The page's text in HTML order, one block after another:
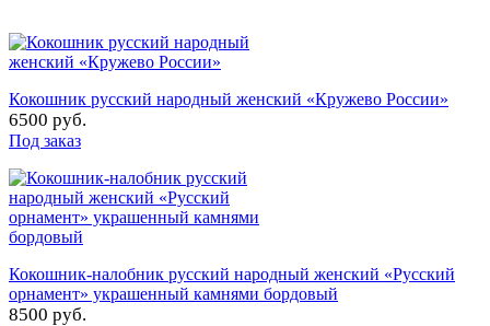
Кокошник русский народный женский «Кружево России»
6500 руб.
Под заказ
Кокошник-налобник русский народный женский «Русский
орнамент» украшенный камнями бордовый
8500 руб.